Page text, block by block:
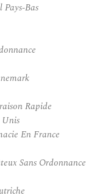
Bas
Rapide
En France
Sans Ordonnance